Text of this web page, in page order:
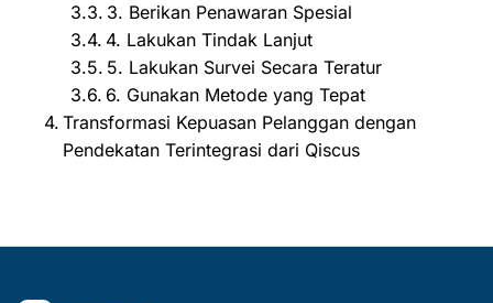
3. Berikan Penawaran Spesial
4. Lakukan Tindak Lanjut
5. Lakukan Survei Secara Teratur
6. Gunakan Metode yang Tepat
Transformasi Kepuasan Pelanggan dengan
Pendekatan Terintegrasi dari Qiscus